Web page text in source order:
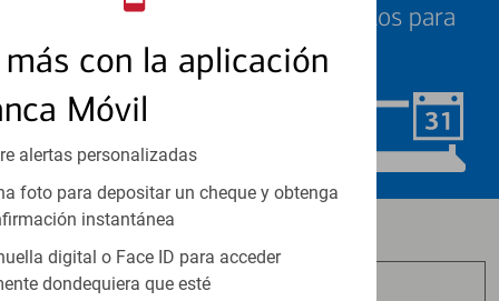
con la aplicación
Móvil
alertas personalizadas
foto para depositar un cheque y obtenga
instantánea
digital o Face ID para acceder
dondequiera que esté
Nuestros especialistas están listos para
ayudarle cuando quiera.
Los productos de inversión y seguros: